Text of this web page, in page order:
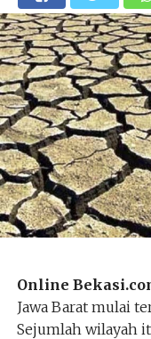
Online
Jawa Barat mulai
Sejumlah wilayah